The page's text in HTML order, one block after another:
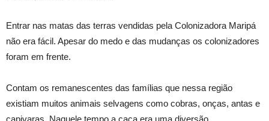
Entrar nas matas das terras vendidas pela Colonizadora Maripá
não era fácil. Apesar do medo e das mudanças os colonizadores
foram em frente.
Contam os remanescentes das famílias que nessa região
existiam muitos animais selvagens como cobras, onças, antas e
capivaras. Naquele tempo a caça era uma diversão,